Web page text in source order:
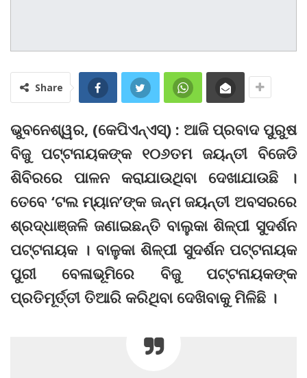
Share
ଭୁବନେଶ୍ୱର, (କେପିଏନ୍‌ଏସ୍‌) : ଆଜି ପ୍ରବାଦ ପୁରୁଷ
ବିଜୁ ପଟ୍ଟନାୟକଙ୍କ ୧୦୬ତମ ଜୟନ୍ତୀ ବିଜେଡି
ଶିବିରରେ ପାଳନ କରାଯାଉଥିବା ଦେଖାଯାଉଛି ।
ତେବେ ‘ଟଲ ମ୍ୟାନ’ଙ୍କ ଜନ୍ମ ଜୟନ୍ତୀ ଅବସରରେ
ଶ୍ରଦ୍ଧାଞ୍ଜଳି ଜଣାଇଛନ୍ତି ବାଲୁକା ଶିଳ୍ପୀ ସୁଦର୍ଶନ
ପଟ୍ଟନାୟକ । ବାଳୁକା ଶିଳ୍ପୀ ସୁଦର୍ଶନ ପଟ୍ଟନାୟକ
ପୁରୀ ବେଳାଭୂମିରେ ବିଜୁ ପଟ୍ଟନାୟକଙ୍କ
ପ୍ରତିମୂର୍ତ୍ତୀ ତିଆରି କରିଥିବା ଦେଖିବାକୁ ମିଳିଛି ।